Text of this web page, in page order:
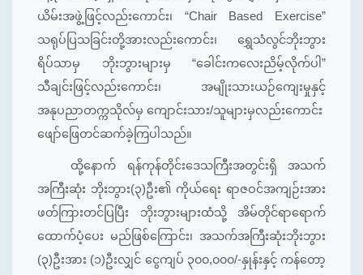
ယိမ်းအဖွဲ့ဖြင့်လည်းကောင်း၊ “Chair Based Exercise”
သရုပ်ပြသခြင်းတို့အားလည်းကောင်း၊ ရွှေသံလွင်ဘိုးဘွား
ရိပ်သာမှ ဘိုးဘွားများမှ “ခေါင်းကလေးညိမ့်လိုက်ပါ”
သီချင်းဖြင့်လည်းကောင်း၊ အမျိုးသားယဉ်ကျေးမှုနှင့်
အနုပညာတက္ကသိုလ်မှ ကျောင်းသား/သူများမှလည်းကောင်း
ဖျော်ဖြေတင်ဆက်ခဲ့ကြပါသည်။
ထို့နောက် ရန်ကုန်တိုင်းဒေသကြီးအတွင်းရှိ အသက်
အကြီးဆုံး ဘိုးဘွား(၃)ဦး၏ ကိုယ်ရေး ရာဇဝင်အကျဉ်းအား
ဖတ်ကြားတင်ပြပြီး ဘိုးဘွားများထံသို့ အိမ်တိုင်ရာရောက်
ထောက်ပံ့ပေး မည်ဖြစ်ကြောင်း၊ အသက်အကြီးဆုံးဘိုးဘွား
(၃)ဦးအား (၁)ဦးလျှင် ငွေကျပ် ၃၀၀,၀၀၀/-နှုန်းနှင့် ကန်တော့